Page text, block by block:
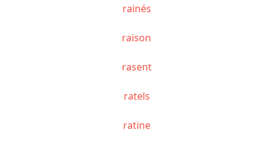
rainés
raison
rasent
ratels
ratine